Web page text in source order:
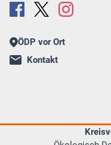
ÖDP vor Ort
Kontakt